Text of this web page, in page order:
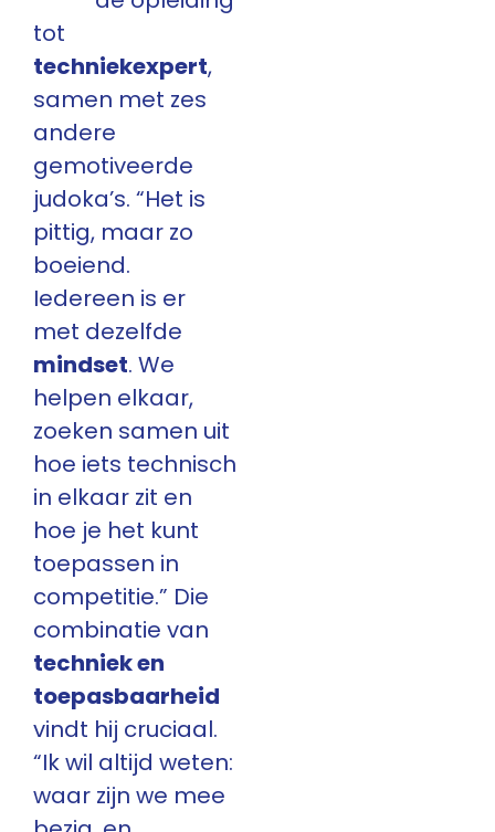
tot
techniekexpert,
samen met zes
andere
gemotiveerde
judoka’s. “Het is
pittig, maar zo
boeiend.
Iedereen is er
met dezelfde
mindset. We
helpen elkaar,
zoeken samen uit
hoe iets technisch
in elkaar zit en
hoe je het kunt
toepassen in
competitie.” Die
combinatie van
techniek en
toepasbaarheid
vindt hij cruciaal.
“Ik wil altijd weten:
waar zijn we mee